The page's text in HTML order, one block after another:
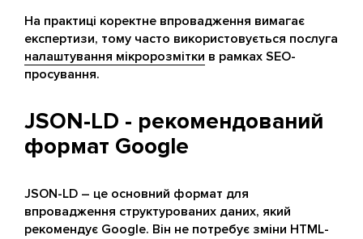
На практиці коректне впровадження вимагає
експертизи, тому часто використовується послуга
налаштування мікророзмітки в рамках SEO-
просування.
JSON-LD - рекомендований
формат Google
JSON-LD – це основний формат для
впровадження структурованих даних, який
рекомендує Google. Він не потребує зміни HTML-